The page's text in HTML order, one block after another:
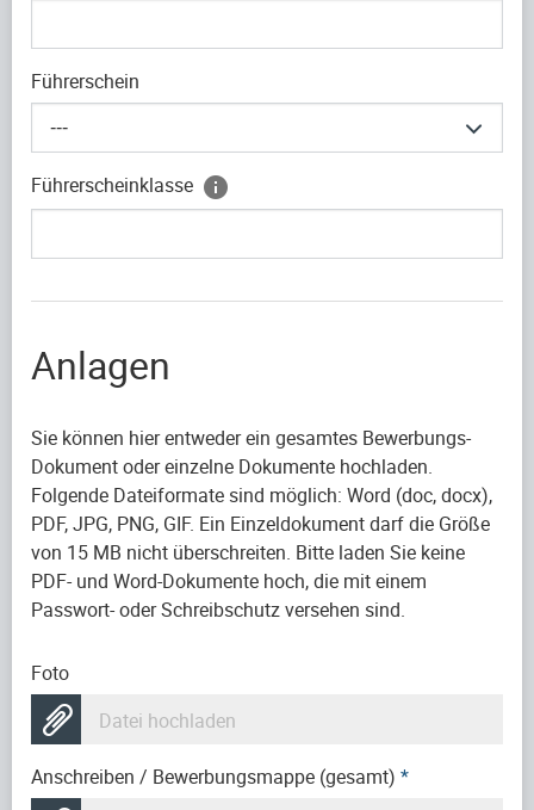
Führerschein
---
Führerscheinklasse
Anlagen
Sie können hier entweder ein gesamtes Bewerbungs-
Dokument oder einzelne Dokumente hochladen.
Folgende Dateiformate sind möglich: Word (doc, docx),
PDF, JPG, PNG, GIF. Ein Einzeldokument darf die Größe
von 15 MB nicht überschreiten. Bitte laden Sie keine
PDF- und Word-Dokumente hoch, die mit einem
Passwort- oder Schreibschutz versehen sind.
Foto
Datei hochladen
Anschreiben / Bewerbungsmappe (gesamt) *